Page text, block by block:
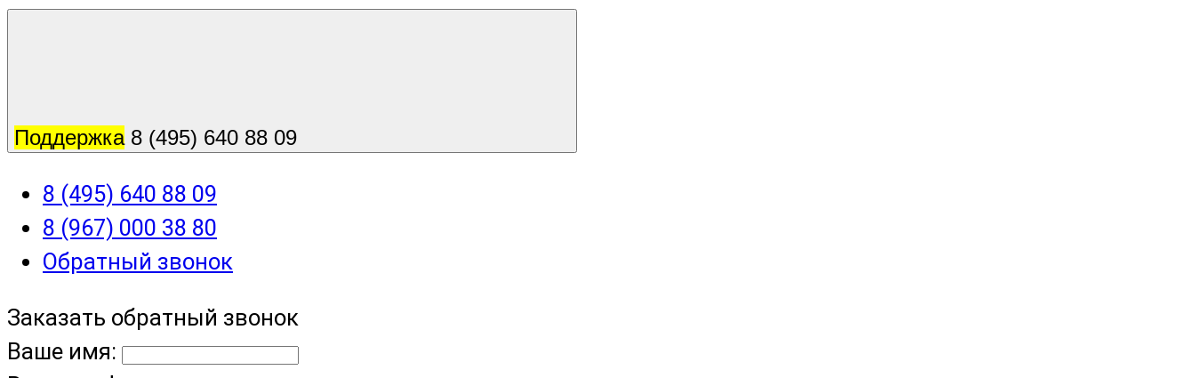
Поддержка8 (495) 640 88 09
8 (495) 640 88 09
8 (967) 000 38 80
Обратный звонок
Заказать обратный звонок
Ваше имя: